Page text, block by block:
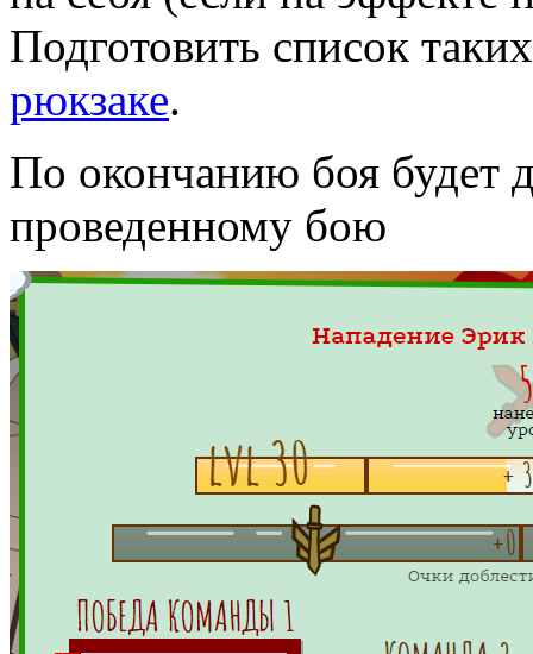
Подготовить список
рюкзаке.
По окончанию боя будет
проведенному бою